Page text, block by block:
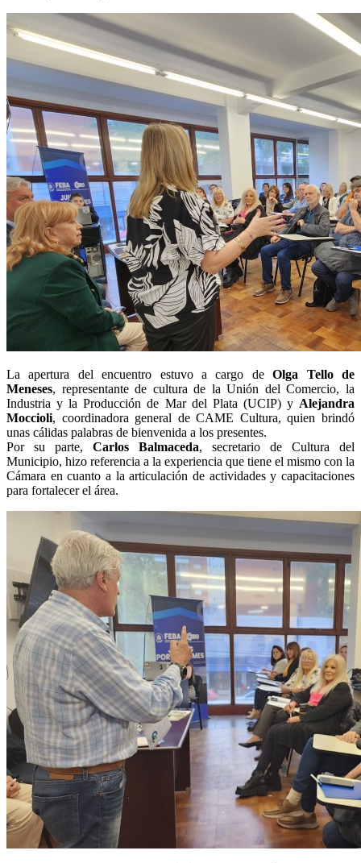
La apertura del encuentro estuvo a cargo deOlga Tello de
Meneses, representante de cultura de la Unión del Comercio, la
Industria y la Producción de Mar del Plata (UCIP) y Alejandra
Moccioli, coordinadora general de CAME Cultura, quien brindó
unas cálidas palabras de bienvenida a los presentes.
Por su parte, Carlos Balmaceda, secretario de Cultura del
Municipio, hizo referencia a la experiencia que tiene el mismo con la
Cámara en cuanto a la articulación de actividades y capacitaciones
para fortalecer el área.